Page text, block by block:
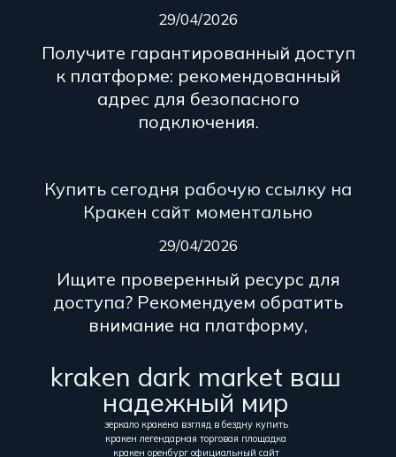
29/04/2026
Получите гарантированный доступ
к платформе: рекомендованный
адрес для безопасного
подключения.
Купить сегодня рабочую ссылку на
Кракен сайт моментально
29/04/2026
Ищите проверенный ресурс для
доступа? Рекомендуем обратить
внимание на платформу,
kraken dark market ваш
надежный мир
зеркало кракена взгляд в бездну купить
кракен легендарная торговая площадка
кракен оренбург официальный сайт